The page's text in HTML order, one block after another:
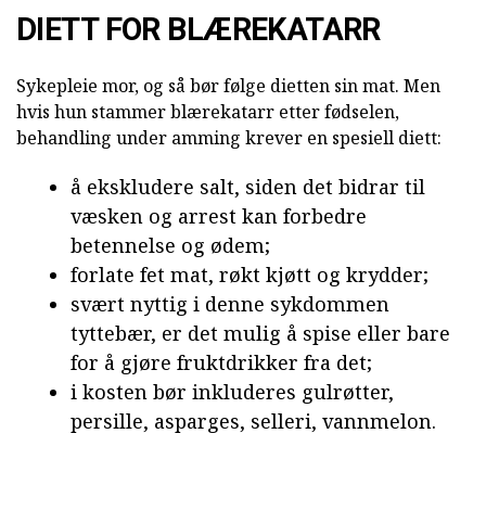
DIETT FOR BLÆREKATARR
Sykepleie mor, og så bør følge dietten sin mat. Men
hvis hun stammer blærekatarr etter fødselen,
behandling under amming krever en spesiell diett:
å ekskludere salt, siden det bidrar til
væsken og arrest kan forbedre
betennelse og ødem;
forlate fet mat, røkt kjøtt og krydder;
svært nyttig i denne sykdommen
tyttebær, er det mulig å spise eller bare
for å gjøre fruktdrikker fra det;
i kosten bør inkluderes gulrøtter,
persille, asparges, selleri, vannmelon.